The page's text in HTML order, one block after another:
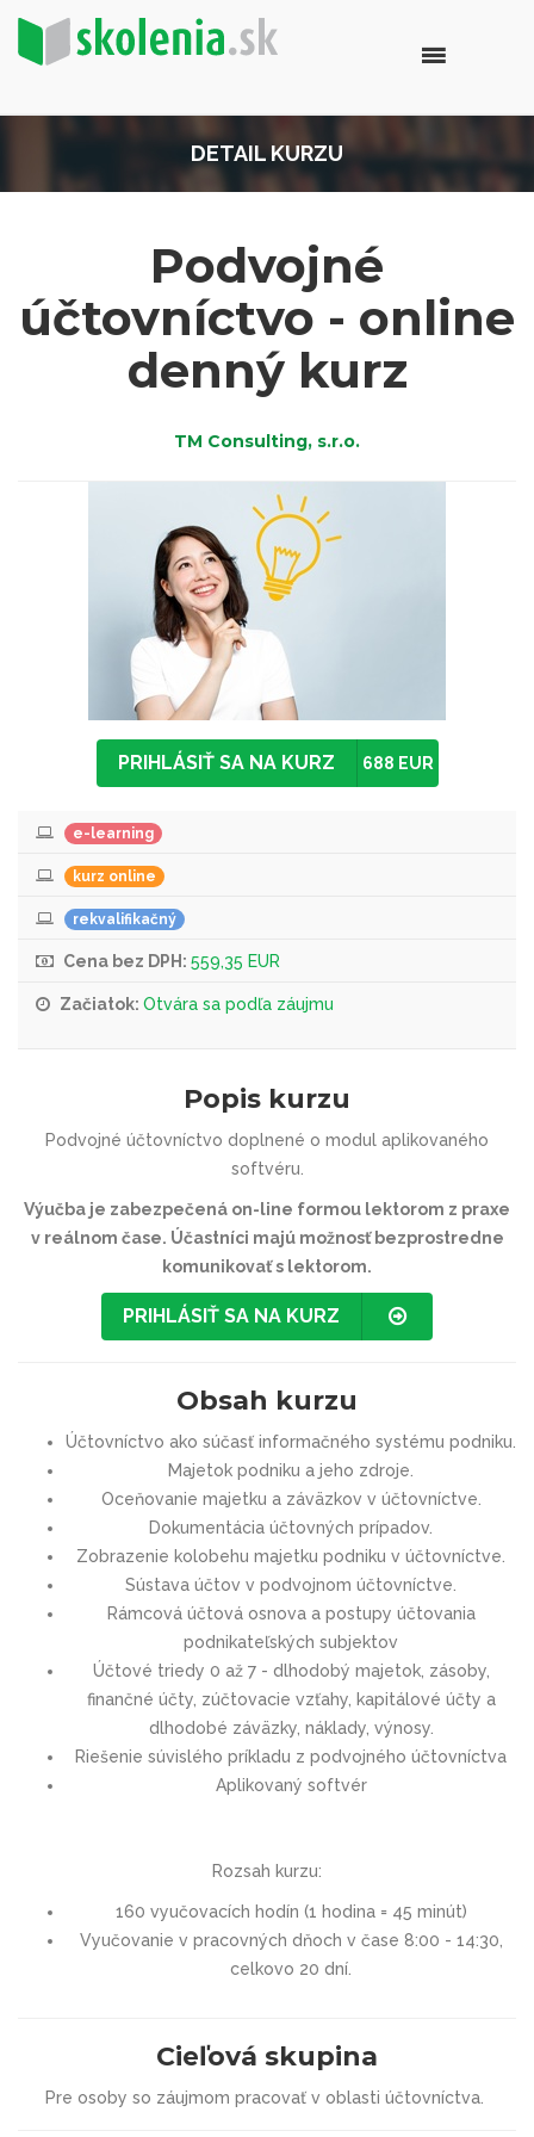
DETAIL KURZU
Podvojné
účtovníctvo - online
denný kurz
TM Consulting, s.r.o.
PRIHLÁSIŤ SA NA KURZ 688 EUR
e-learning
kurz online
rekvalifikačný
Cena bez DPH: 559,35 EUR
Začiatok: Otvára sa podľa záujmu
Popis kurzu
Podvojné účtovníctvo doplnené o modul aplikovaného
softvéru.
Výučba je zabezpečená on-line formou lektorom z praxe
v reálnom čase. Účastníci majú možnosť bezprostredne
komunikovať s lektorom.
PRIHLÁSIŤ SA NA KURZ
Obsah kurzu
Účtovníctvo ako súčasť informačného systému podniku.
Majetok podniku a jeho zdroje.
Oceňovanie majetku a záväzkov v účtovníctve.
Dokumentácia účtovných prípadov.
Zobrazenie kolobehu majetku podniku v účtovníctve.
Sústava účtov v podvojnom účtovníctve.
Rámcová účtová osnova a postupy účtovania
podnikateľských subjektov
Účtové triedy 0 až 7 - dlhodobý majetok, zásoby,
finančné účty, zúčtovacie vzťahy, kapitálové účty a
dlhodobé záväzky, náklady, výnosy.
Riešenie súvislého príkladu z podvojného účtovníctva
Aplikovaný softvér
Rozsah kurzu:
160 vyučovacích hodín (1 hodina = 45 minút)
Vyučovanie v pracovných dňoch v čase 8:00 - 14:30,
celkovo 20 dní.
Cieľová skupina
Pre osoby so záujmom pracovať v oblasti účtovníctva.